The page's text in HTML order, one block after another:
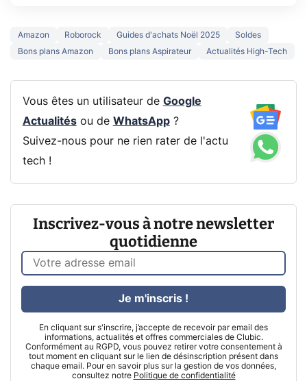
Amazon Roborock Guides d'achats Noël 2025
Soldes
Bons plans Amazon
Bons plans Aspirateur Actualités High-Tech
Vous êtes un utilisateur de Google
Actualitésou de WhatsApp?
Suivez-nous pour ne rien rater de l'actu
tech !
Inscrivez-vous à notre newsletter
quotidienne
En cliquant sur s'inscrire, j’accepte de recevoir par email des
informations, actualités et offres commerciales de Clubic.
Conformément au RGPD, vous pouvez retirer votre consentement à
tout moment en cliquant sur le lien de désinscription présent dans
chaque email. Pour en savoir plus sur la gestion de vos données,
consultez notre Politique de confidentialité
Je m'inscris !